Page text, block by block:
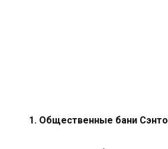
1. Общественные бани Сэнто